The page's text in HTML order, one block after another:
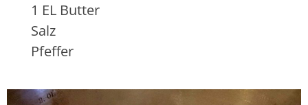
1 EL Butter
Salz
Pfeffer